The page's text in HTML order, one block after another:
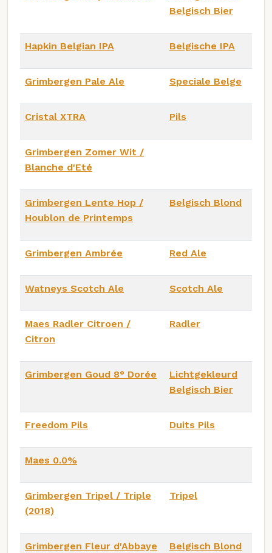
Belgisch Bier
Hapkin Belgian IPA Belgische IPA
Grimbergen Pale Ale Speciale Belge
Cristal XTRA Pils
Grimbergen Zomer Wit /
Blanche d'Eté
Grimbergen Lente Hop /
Houblon de Printemps
Belgisch Blond
Grimbergen Ambrée Red Ale
Watneys Scotch Ale Scotch Ale
Maes Radler Citroen /
Citron
Radler
Grimbergen Goud 8° Dorée
Lichtgekleurd
Belgisch Bier
Freedom Pils Duits Pils
Maes 0.0%
Grimbergen Tripel / Triple
(2018)
Tripel
Grimbergen Fleur d'Abbaye Belgisch Blond